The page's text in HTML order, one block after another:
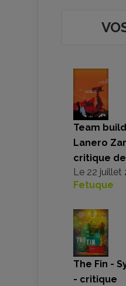
Team
Lanero
critique
Le 22 juillet
Fetuque
The Fin -
- critique